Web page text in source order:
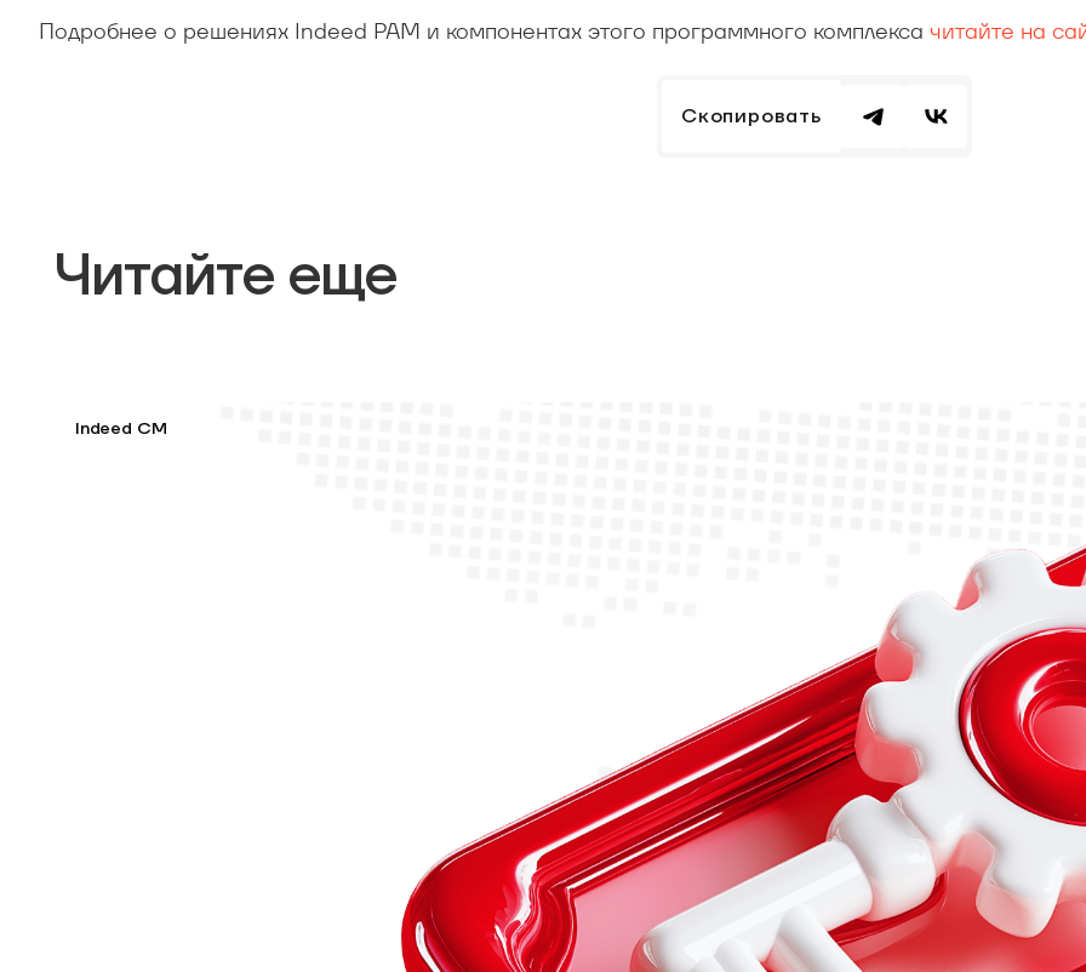
Подробнее о решениях Indeed PAM и компонентах этого программного комплекса читайте на
Скопировать
Читайте еще
Indeed CM